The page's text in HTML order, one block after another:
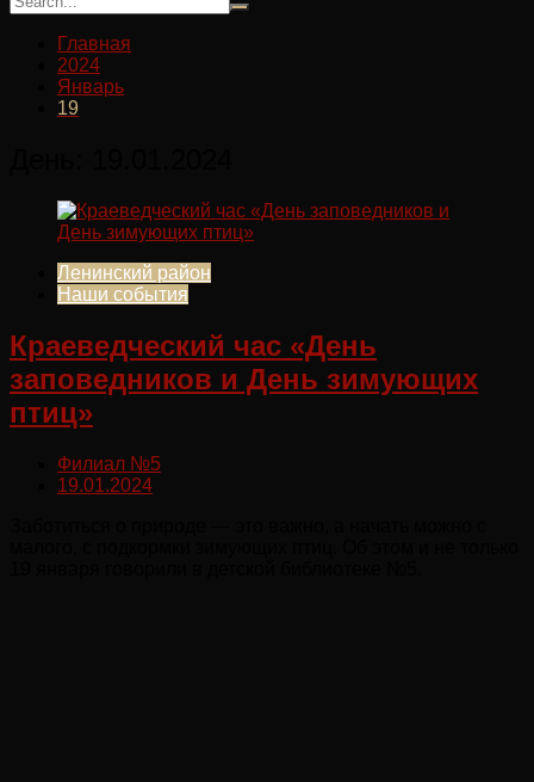
Главная
2024
Январь
19
Ленинский район
Наши события
Краеведческий час «День
заповедников и День зимующих
птиц»
Филиал №5
19.01.2024